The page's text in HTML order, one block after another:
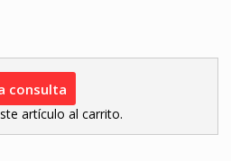
consulta
artículo al carrito.